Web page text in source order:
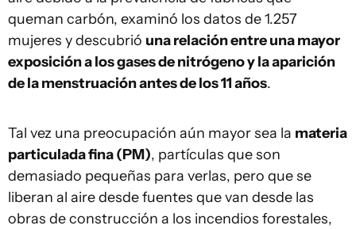
queman carbón, examinó los datos de 1.257
mujeres y descubrió una relación entre una mayor
exposición a los gases de nitrógeno y la aparición
de la menstruación antes de los 11 años.
Tal vez una preocupación aún mayor sea la materia
particulada fina (PM), partículas que son
demasiado pequeñas para verlas, pero que se
liberan al aire desde fuentes que van desde las
obras de construcción a los incendios forestales,